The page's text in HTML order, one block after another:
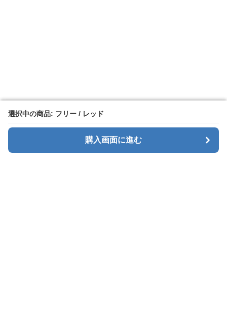
選択中の商品: フリー / レッド
購入画面に進む
選択中の商品: フリー / レッド
購入画面に進む